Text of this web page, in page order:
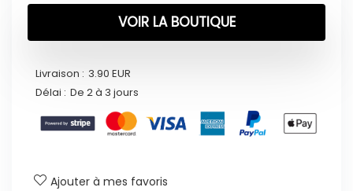
VOIR LA BOUTIQUE
Livraison : 3.90 EUR
Délai : De 2 à 3 jours
Ajouter à mes favoris